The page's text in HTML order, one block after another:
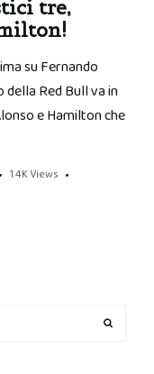
tre,
su Fernando
della Red Bull va in
e Hamilton che
1.4K Views